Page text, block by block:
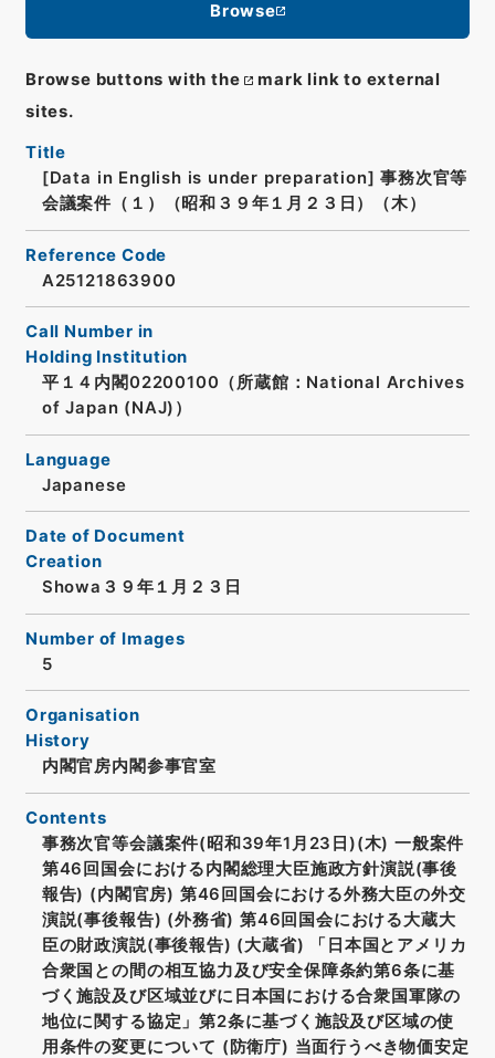
Browse
Browse buttons with the
mark link to external
sites.
Title
[Data in English is under preparation] 事務次官等
会議案件（１）（昭和３９年１月２３日）（木）
Reference Code
A25121863900
Call Number in
Holding Institution
平１４内閣02200100（所蔵館：National Archives
of Japan (NAJ)）
Language
Japanese
Date of Document
Creation
Showa３９年１月２３日
Number of Images
5
Organisation
History
内閣官房内閣参事官室
Contents
事務次官等会議案件(昭和39年1月23日)(木) 一般案件
第46回国会における内閣総理大臣施政方針演説(事後
報告) (内閣官房) 第46回国会における外務大臣の外交
演説(事後報告) (外務省) 第46回国会における大蔵大
臣の財政演説(事後報告) (大蔵省) 「日本国とアメリカ
合衆国との間の相互協力及び安全保障条約第6条に基
づく施設及び区域並びに日本国における合衆国軍隊の
地位に関する協定」第2条に基づく施設及び区域の使
用条件の変更について (防衛庁) 当面行うべき物価安定